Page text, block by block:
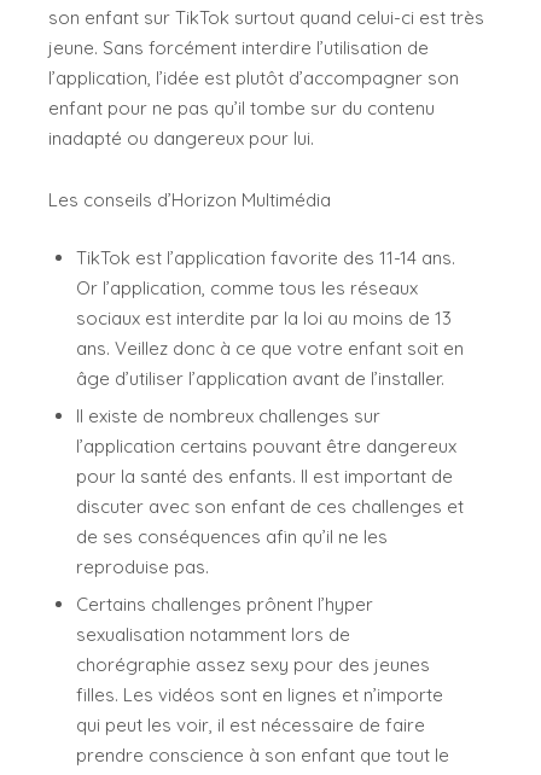
son enfant sur TikTok surtout quand celui-ci est très
jeune. Sans forcément interdire l’utilisation de
l’application, l’idée est plutôt d’accompagner son
enfant pour ne pas qu’il tombe sur du contenu
inadapté ou dangereux pour lui.
Les conseils d’Horizon Multimédia
TikTok est l’application favorite des 11-14 ans.
Or l’application, comme tous les réseaux
sociaux est interdite par la loi au moins de 13
ans. Veillez donc à ce que votre enfant soit en
âge d’utiliser l’application avant de l’installer.
Il existe de nombreux challenges sur
l’application certains pouvant être dangereux
pour la santé des enfants. Il est important de
discuter avec son enfant de ces challenges et
de ses conséquences afin qu’il ne les
reproduise pas.
Certains challenges prônent l’hyper
sexualisation notamment lors de
chorégraphie assez sexy pour des jeunes
filles. Les vidéos sont en lignes et n’importe
qui peut les voir, il est nécessaire de faire
prendre conscience à son enfant que tout le